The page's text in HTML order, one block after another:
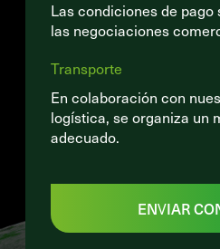
Las condiciones de
las negociaciones
Transporte
En colaboración con
logística, se organiza un
adecuado.
ENVIAR